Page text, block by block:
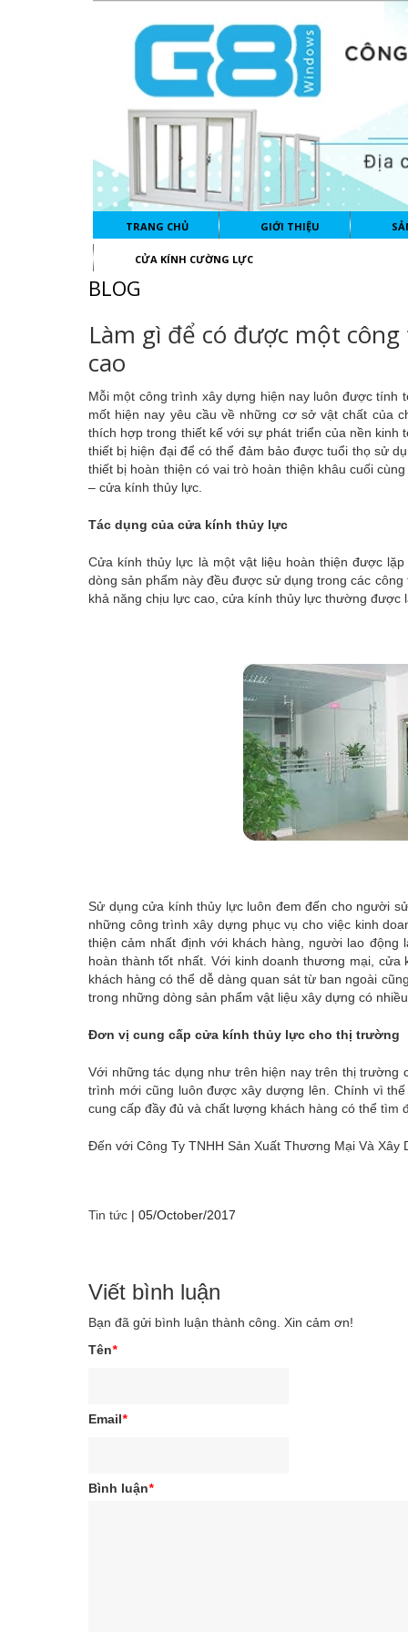
TRANG CHỦ GIỚI THIỆU
CỬA KÍNH CƯỜNG LỰC
BLOG
Làm gì để có được một
cao
Mỗi một công trình xây dựng hiện nay luôn được
mốt hiện nay yêu cầu về những cơ sở vật chất của
thích hợp trong thiết kế với sự phát triển của nền
thiết bị hiện đại để có thể đảm bảo được tuổi thọ sử
thiết bị hoàn thiện có vai trò hoàn thiện khâu cuối
– cửa kính thủy lực.
Tác dụng của cửa kính thủy lực
Cửa kính thủy lực là một vật liệu hoàn thiện được
dòng sản phẩm này đều được sử dụng trong các
khả năng chịu lực cao, cửa kính thủy lực thường
Sử dụng cửa kính thủy lực luôn đem đến cho người
những công trình xây dựng phục vụ cho việc kinh
thiện cảm nhất định với khách hàng, người lao động
hoàn thành tốt nhất. Với kinh doanh thương mại,
khách hàng có thể dễ dàng quan sát từ ban ngoài
trong những dòng sản phẩm vật liệu xây dựng có
Đơn vị cung cấp cửa kính thủy lực cho thị trường
Với những tác dụng như trên hiện nay trên thị
trình mới cũng luôn được xây dượng lên. Chính vì
cung cấp đầy đủ và chất lượng khách hàng có thể
Đến với Công Ty TNHH Sản Xuất Thương Mại Và
Tin tức | 05/October/2017
Viết bình luận
Bạn đã gửi bình luận thành công. Xin cảm ơn!
Tên*
Email*
Bình luận*